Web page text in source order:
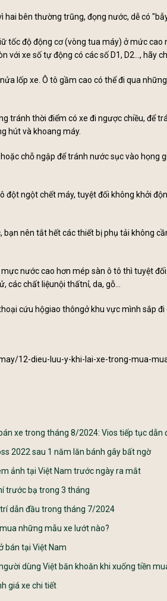
hai bên thường trũng, đọng nước, dễ có
tốc độ động cơ (vòng tua máy) ở mức
với xe số tự động có các số D1, D2…, hãy
lốp xe. Ô tô gầm cao có thể đi qua
tránh thời điểm có xe đi ngược chiều, để
hút và khoang máy.
chỗ ngập để tránh nước sục vào họng
đột ngột chết máy, tuyệt đối không khởi
bạn nên tắt hết các thiết bị phụ tải không
nước cao hơn mép sàn ô tô thì tuyệt
các chất liệunội thấtnỉ, da, gỗ...
cứu hộgiao thôngở khu vực mình sắp đi
12-dieu-luu-y-khi-lai-xe-trong-mua-
xe trong tháng 8/2024: Vios tiếp tục dẫn
2022 sau 1 năm lăn bánh gây bất ngờ
ảnh tại Việt Nam trước ngày ra mắt
trước bạ trong 3 tháng
dẫn đầu trong tháng 7/2024
những mẫu xe lướt nào?
bán tại Việt Nam
dùng Việt băn khoăn khi xuống tiền
giá xe chi tiết